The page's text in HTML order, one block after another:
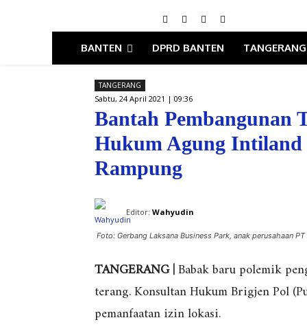
BANTEN DPRD BANTEN TANGERANG
TANGERANG
Sabtu, 24 April 2021 | 09:36
Bantah Pembangunan
Hukum Agung Intiland
Rampung
Editor: Wahyudin
Foto: Gerbang Laksana Business Park, anak perusahaan
TANGERANG |Babak baru polemik
terang. Konsultan Hukum Brigjen Pol
pemanfaatan izin lokasi.